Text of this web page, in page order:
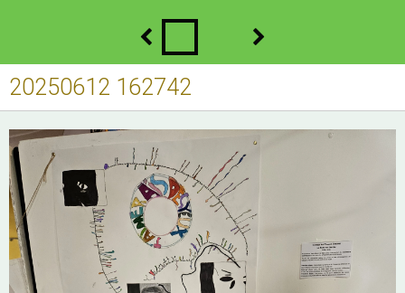
20250612 162742